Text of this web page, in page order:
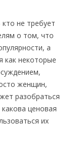
не требует
о том, что
а
как некоторые
женщин,
разобраться
ценовая
их